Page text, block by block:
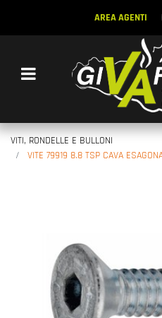
AREA AGENTI
Open menu
VITI, RONDELLE E BULLONI
VITE 79919 8.8 TSP CAVA